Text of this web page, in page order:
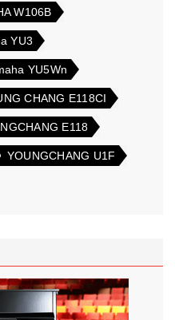
W106B
YU3
YU5Wn
CHANG E118CI
E118
YOUNGCHANG U1F